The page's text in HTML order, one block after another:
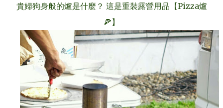
貴婦狗身般的爐是什麼？ 這是重裝露營用品【Pizza爐
🍕】